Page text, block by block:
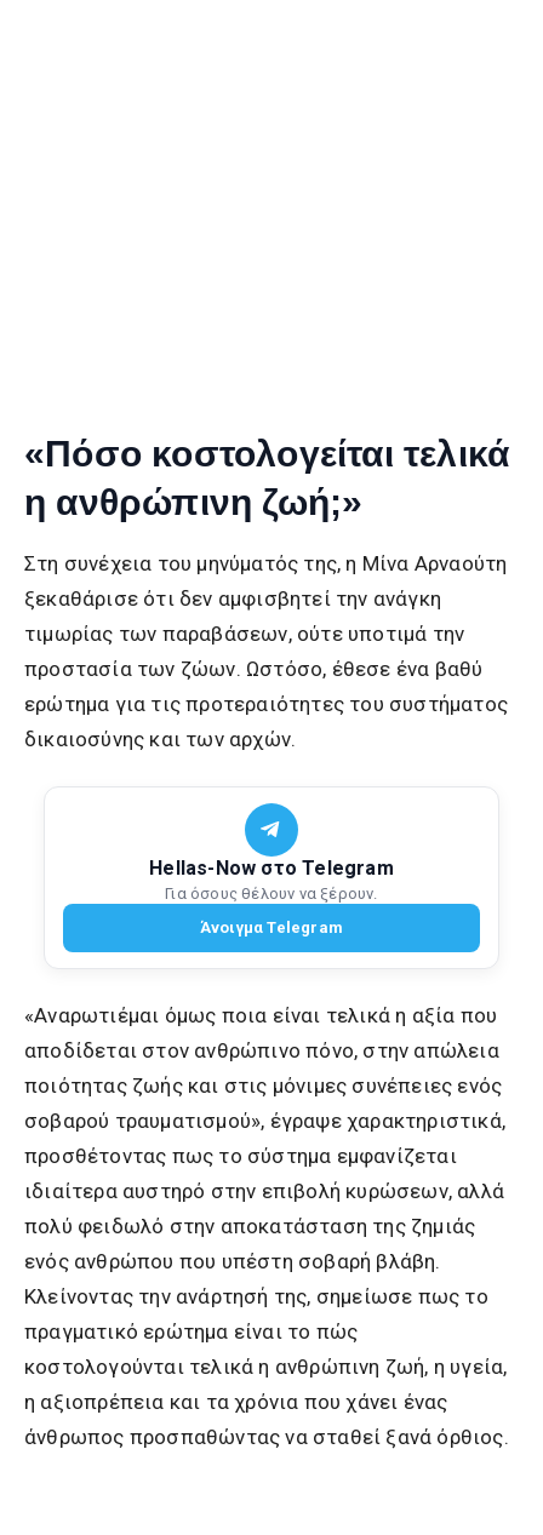
«Πόσο κοστολογείται τελικά
η ανθρώπινη ζωή;»
Στη συνέχεια του μηνύματός της, η Μίνα Αρναούτη
ξεκαθάρισε ότι δεν αμφισβητεί την ανάγκη
τιμωρίας των παραβάσεων, ούτε υποτιμά την
προστασία των ζώων. Ωστόσο, έθεσε ένα βαθύ
ερώτημα για τις προτεραιότητες του συστήματος
δικαιοσύνης και των αρχών.
Hellas-Now στο Telegram
Για όσους θέλουν να ξέρουν.
Άνοιγμα Telegram
«Αναρωτιέμαι όμως ποια είναι τελικά η αξία που
αποδίδεται στον ανθρώπινο πόνο, στην απώλεια
ποιότητας ζωής και στις μόνιμες συνέπειες ενός
σοβαρού τραυματισμού», έγραψε χαρακτηριστικά,
προσθέτοντας πως το σύστημα εμφανίζεται
ιδιαίτερα αυστηρό στην επιβολή κυρώσεων, αλλά
πολύ φειδωλό στην αποκατάσταση της ζημιάς
ενός ανθρώπου που υπέστη σοβαρή βλάβη.
Κλείνοντας την ανάρτησή της, σημείωσε πως το
πραγματικό ερώτημα είναι το πώς
κοστολογούνται τελικά η ανθρώπινη ζωή, η υγεία,
η αξιοπρέπεια και τα χρόνια που χάνει ένας
άνθρωπος προσπαθώντας να σταθεί ξανά όρθιος.